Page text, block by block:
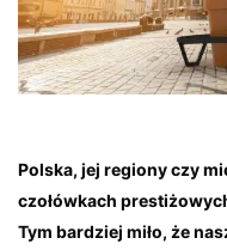
Polska, jej regiony czy
czołówkach
Tym bardziej miło, że